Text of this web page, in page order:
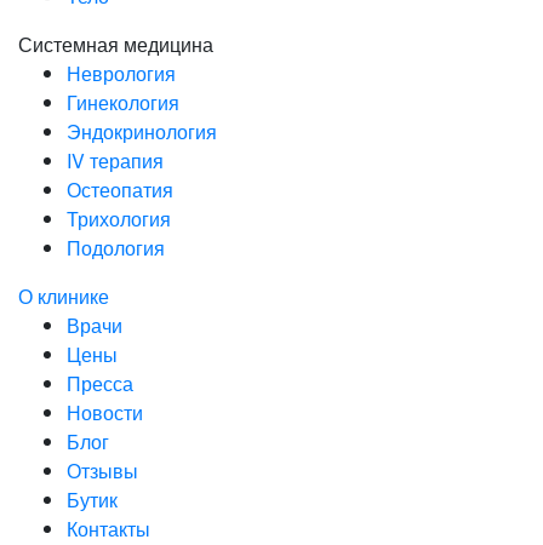
Системная медицина
Неврология
Гинекология
Эндокринология
IV терапия
Остеопатия
Трихология
Подология
О клинике
Врачи
Цены
Пресса
Новости
Блог
Отзывы
Бутик
Контакты